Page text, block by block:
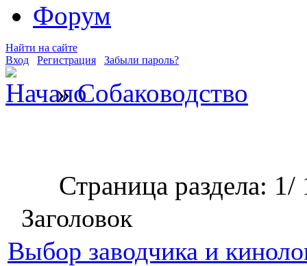
Форум
Найти на сайте
Вход
Регистрация Забыли пароль?
»Собаководство
Страница раздела:
Заголовок
Выбор заводчика и